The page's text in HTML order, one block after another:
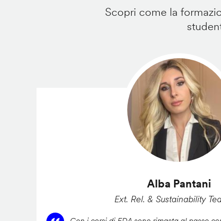
Scopri come la
Alba Pantani
Ext. Rel. & Sustainability